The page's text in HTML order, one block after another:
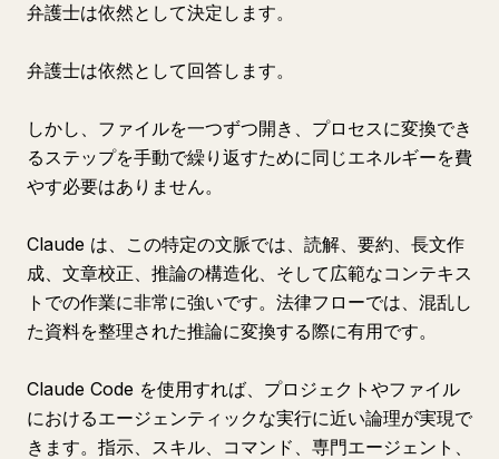
弁護士は依然として決定します。
弁護士は依然として回答します。
しかし、ファイルを一つずつ開き、プロセスに変換でき
るステップを手動で繰り返すために同じエネルギーを費
やす必要はありません。
Claude は、この特定の文脈では、読解、要約、長文作
成、文章校正、推論の構造化、そして広範なコンテキス
トでの作業に非常に強いです。法律フローでは、混乱し
た資料を整理された推論に変換する際に有用です。
Claude Code を使用すれば、プロジェクトやファイル
におけるエージェンティックな実行に近い論理が実現で
きます。指示、スキル、コマンド、専門エージェント、